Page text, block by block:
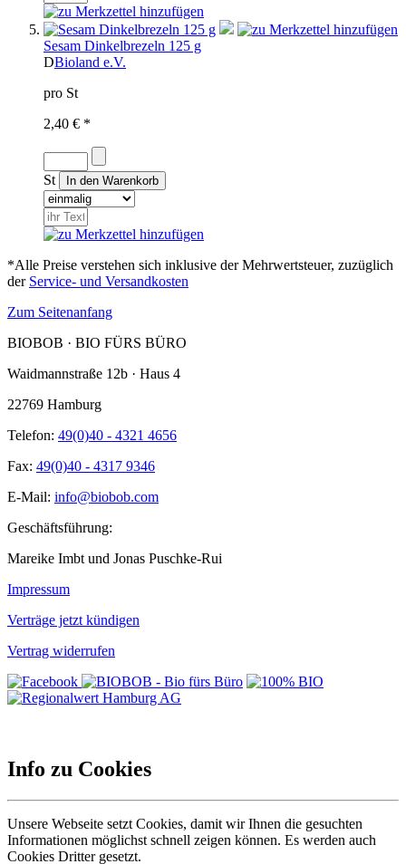
Sesam Dinkelbrezeln 125 g
DBioland e.V.
pro St
2,40 € *
St
*Alle Preise verstehen sich inklusive der Mehrwertsteuer, zuzüglich
der Service- und Versandkosten
Zum Seitenanfang
BIOBOB · BIO FÜRS BÜRO
Waidmannstraße 12b · Haus 4
22769 Hamburg
Telefon: 49(0)40 - 4321 4656
Fax: 49(0)40 - 4317 9346
E-Mail: info@biobob.com
Geschäftsführung:
Mareike Imbt und Jonas Puschke-Rui
Impressum
Verträge jetzt kündigen
Vertrag widerrufen
Info zu Cookies
Unsere Webseite setzt Cookies, damit wir Ihnen die gesuchten
Informationen möglichst schnell zeigen können. Es werden auch
Cookies Dritter gesetzt.